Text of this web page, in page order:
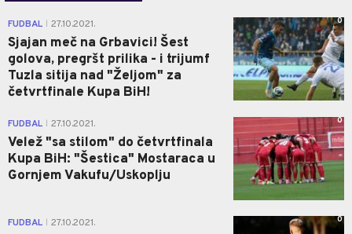
FUDBAL 27.10.2021.
Sjajan meč na Grbavici! Šest
golova, pregršt prilika - i trijumf
Tuzla sitija nad "Željom" za
četvrtfinale Kupa BiH!
0
FUDBAL 27.10.2021.
Velež "sa stilom" do četvrtfinala
Kupa BiH: "Šestica" Mostaraca u
Gornjem Vakufu/Uskoplju
0
FUDBAL 27.10.2021. 0